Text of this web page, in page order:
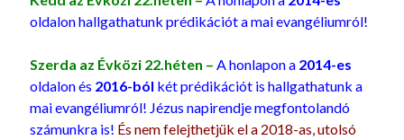
oldalon hallgathatunk prédikációt a mai evangéliumról!
Szerda az Évközi 22.héten – A honlapon a 2014-es
oldalon és 2016-ból két prédikációt is hallgathatunk a
mai evangéliumról! Jézus napirendje megfontolandó
számunkra is! És nem felejthetjük el a 2018-as, utolsó